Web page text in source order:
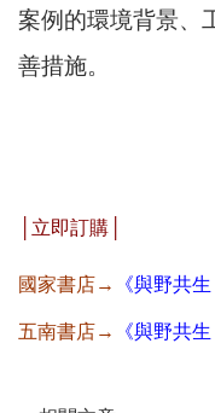
案例的環境背景、
善措施。
│立即訂購│
國家書店→ 《與野共生
五南書店→ 《與野共生